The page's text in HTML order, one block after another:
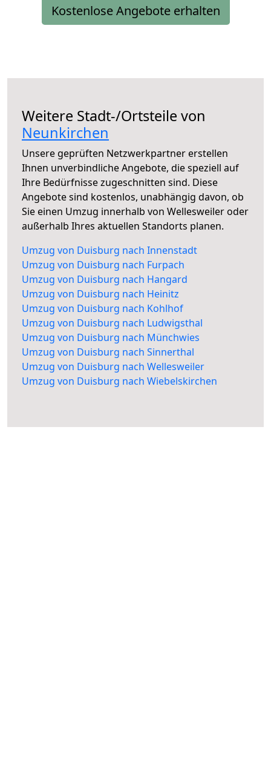
Kostenlose Angebote erhalten
Weitere Stadt-/Ortsteile von
Neunkirchen
Unsere geprüften Netzwerkpartner erstellen
Ihnen unverbindliche Angebote, die speziell auf
Ihre Bedürfnisse zugeschnitten sind. Diese
Angebote sind kostenlos, unabhängig davon, ob
Sie einen Umzug innerhalb von Wellesweiler oder
außerhalb Ihres aktuellen Standorts planen.
Umzug von Duisburg nach Innenstadt
Umzug von Duisburg nach Furpach
Umzug von Duisburg nach Hangard
Umzug von Duisburg nach Heinitz
Umzug von Duisburg nach Kohlhof
Umzug von Duisburg nach Ludwigsthal
Umzug von Duisburg nach Münchwies
Umzug von Duisburg nach Sinnerthal
Umzug von Duisburg nach Wellesweiler
Umzug von Duisburg nach Wiebelskirchen